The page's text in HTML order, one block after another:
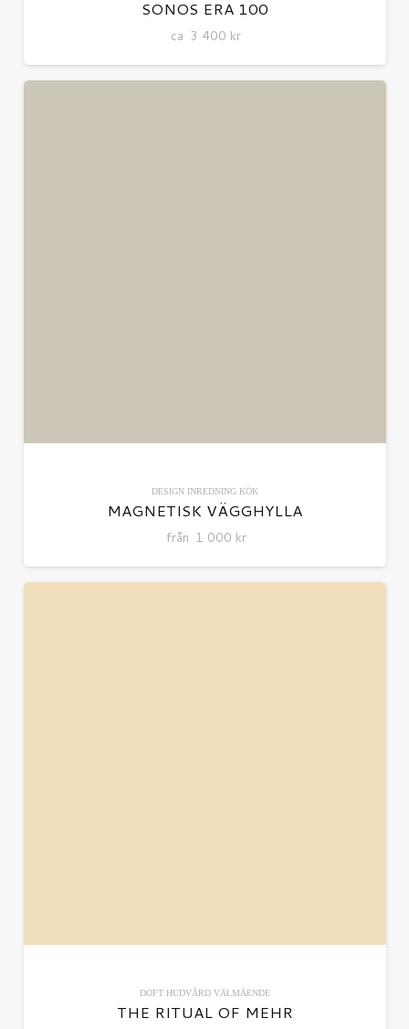
SONOS ERA 100
ca 3 400 kr
DESIGN INREDNING KÖK
MAGNETISK VÄGGHYLLA
från 1 000 kr
DOFT HUDVÅRD VÄLMÅENDE
THE RITUAL OF MEHR